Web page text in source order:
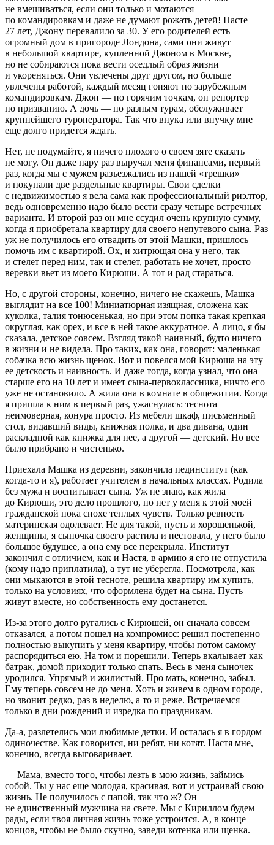
не вмешиваться, если они только и мотаются
по командировкам и даже не думают рожать детей! Насте
27 лет, Джону перевалило за 30. У его родителей есть
огромный дом в пригороде Лондона, сами они живут
в небольшой квартире, купленной Джоном в Москве,
но не собираются пока вести оседлый образ жизни
и укореняться. Они увлечены друг другом, но больше
увлечены работой, каждый месяц гоняют по зарубежным
командировкам. Джон — по горячим точкам, он репортер
по призванию. А дочь — по разным турам, обслуживает
крупнейшего туроператора. Так что внука или внучку мне
еще долго придется ждать.
Нет, не подумайте, я ничего плохого о своем зяте сказать
не могу. Он даже пару раз выручал меня финансами, первый
раз, когда мы с мужем разъезжались из нашей «трешки»
и покупали две раздельные квартиры. Свои сделки
с недвижимостью я вела сама как профессиональный риэлтор,
ведь одновременно надо было вести сразу четыре встречных
варианта. И второй раз он мне ссудил очень крупную сумму,
когда я приобретала квартиру для своего непутевого сына. Раз
уж не получилось его отвадить от этой Машки, пришлось
помочь им с квартирой. Ох, и хитрющая она у него, так
и стелет перед ним, так и стелет, работать не хочет, просто
веревки вьет из моего Кирюши. А тот и рад стараться.
Но, с другой стороны, конечно, ничего не скажешь, Машка
выглядит на все 100! Миниатюрная изящная, сложена как
куколка, талия тонюсенькая, но при этом попка такая крепкая
округлая, как орех, и все в ней такое аккуратное. А лицо, я бы
сказала, детское совсем. Взгляд такой наивный, будто ничего
в жизни и не видела. Про таких, как она, говорят: маленькая
собачка всю жизнь щенок. Вот и повелся мой Кирюша на эту
ее детскость и наивность. И даже тогда, когда узнал, что она
старше его на 10 лет и имеет сына-первоклассника, ничто его
уже не остановило. А жила она в комнате в общежитии. Когда
я пришла к ним в первый раз, ужаснулась: теснота
неимоверная, конура просто. Из мебели шкаф, письменный
стол, видавший виды, книжная полка, и два дивана, один
раскладной как книжка для нее, а другой — детский. Но все
было прибрано и чистенько.
Приехала Машка из деревни, закончила пединститут (как
когда-то и я), работает учителем в начальных классах. Родила
без мужа и воспитывает сына. Уж не знаю, как жила
до Кирюши, это дело прошлого, но нет у меня к этой моей
гражданской пока снохе теплых чувств. Только ревность
материнская одолевает. Не для такой, пусть и хорошенькой,
женщины, я сыночка своего растила и пестовала, у него было
большое будущее, а она ему все перекрыла. Институт
закончил с отличием, как и Настя, в армию я его не отпустила
(кому надо приплатила), а тут не уберегла. Посмотрела, как
они мыкаются в этой тесноте, решила квартиру им купить,
только на условиях, что оформлена будет на сына. Пусть
живут вместе, но собственность ему достанется.
Из-за этого долго ругались с Кирюшей, он сначала совсем
отказался, а потом пошел на компромисс: решил постепенно
полностью выкупить у меня квартиру, чтобы потом самому
распорядиться ею. На том и порешили. Теперь вкалывает как
батрак, домой приходит только спать. Весь в меня сыночек
уродился. Упрямый и жилистый. Про мать, конечно, забыл.
Ему теперь совсем не до меня. Хоть и живем в одном городе,
но звонит редко, раз в неделю, а то и реже. Встречаемся
только в дни рождений и изредка по праздникам.
Да-а, разлетелись мои любимые детки. И осталась я в гордом
одиночестве. Как говорится, ни ребят, ни котят. Настя мне,
конечно, всегда выговаривает.
— Мама, вместо того, чтобы лезть в мою жизнь, займись
собой. Ты у нас еще молодая, красивая, вот и устраивай свою
жизнь. Не получилось с папой, так что ж? Он
не единственный мужчина на свете. Мы с Кириллом будем
рады, если твоя личная жизнь тоже устроится. А, в конце
концов, чтобы не было скучно, заведи котенка или щенка.